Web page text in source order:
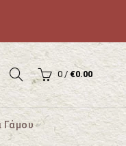
0 / €0.00
Γάμου